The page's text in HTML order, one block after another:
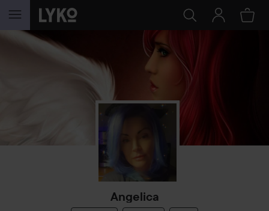
HOPPA TILL INNEHÅLLET
Angelica